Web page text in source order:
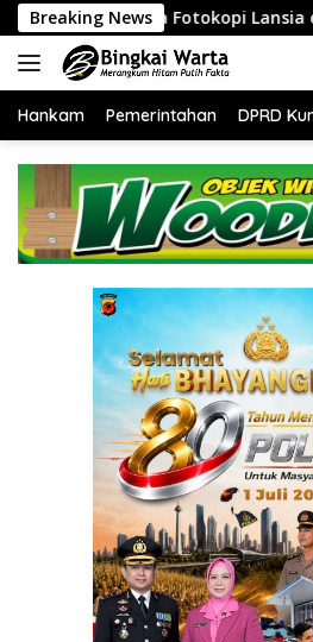
Langsung
ke
konten
Breaking News
di Pancalang, Kerugian
Hankam Pemerintahan DPRD